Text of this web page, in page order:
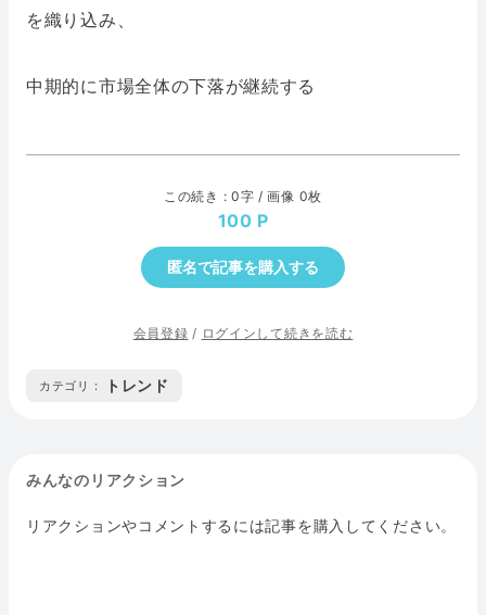
を織り込み、
中期的に市場全体の下落が継続する
この続き : 0字 / 画像 0枚
100
匿名で記事を購入する
会員登録 / ログインして続きを読む
カテゴリ : トレンド
みんなのリアクション
リアクションやコメントするには記事を購入してください。